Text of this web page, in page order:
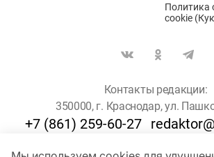
Политика
cookie
Контакты редакции:
350000, г. Краснодар, ул.
+7 (861) 259-60-27